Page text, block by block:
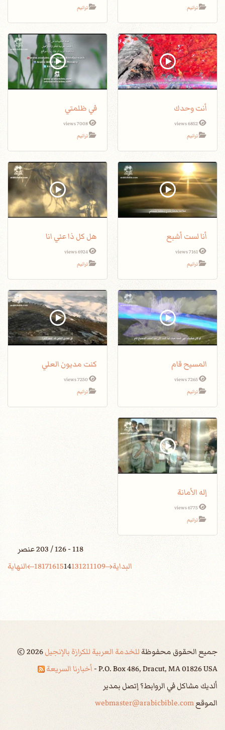
ترانيم
ترانيم
أنت وحدك
6852 views
ترانيم
في ظلمتي
7008 views
ترانيم
أنا لست أشبع
7161 views
ترانيم
هل كل ذا عني انا
6924 views
ترانيم
المسيح قام
7265 views
ترانيم
كنت مديون العلي
7250 views
ترانيم
إله الأمانة
6775 views
ترانيم
118 - 126 / 203 عنصر
البداية
9
10
11
12
13
14
15
16
17
18 النهاية
جميع الحقوق محفوظةللخدمة العربية للكرازة بالإنجيل ©2026
P.O. Box 486, Dracut, MA 01826 USA - أخبارنا السريعة
ألديك مشاكل في الروابط؟ إتصل بمدير
الموقعwebmaster@arabicbible.com